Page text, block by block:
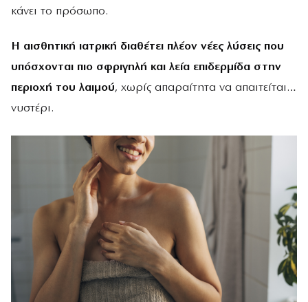
κάνει το πρόσωπο.
Η αισθητική ιατρική διαθέτει πλέον νέες λύσεις που
υπόσχονται πιο σφριγηλή και λεία επιδερμίδα στην
περιοχή του λαιμού, χωρίς απαραίτητα να απαιτείται…
νυστέρι.